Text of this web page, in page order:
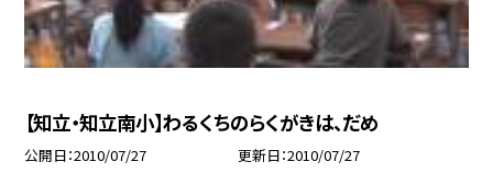
【知立・知立南小】わるくちのらくがきは、だめ
公開日 2010/07/27 更新日 2010/07/27